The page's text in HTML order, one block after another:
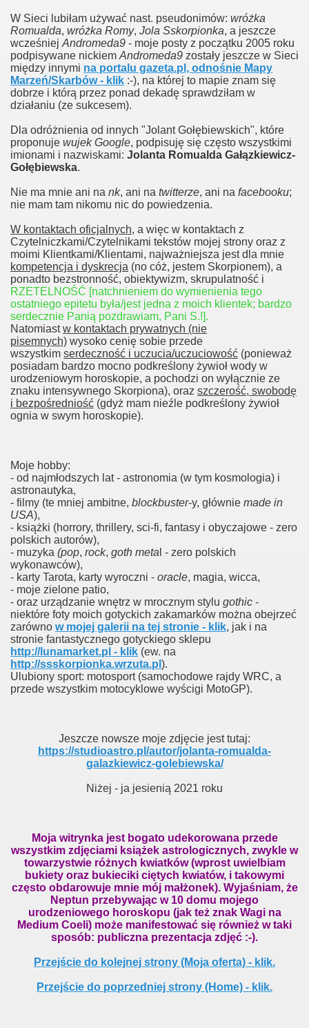
W Sieci lubiłam używać nast. pseudonimów: wróżka
Romualda, wróżka Romy, Jola Sskorpionka, a jeszcze
wcześniej Andromeda9 - moje posty z początku 2005 roku
podpisywane nickiem Andromeda9 zostały jeszcze w Sieci
między innymi na portalu gazeta.pl, odnośnie Mapy
Marzeń/Skarbów - klik :-), na której to mapie znam się
dobrze i którą przez ponad dekadę sprawdziłam w
działaniu (ze sukcesem).
Dla odróżnienia od innych "Jolant Gołębiewskich", które
proponuje wujek Google, podpisuję się często wszystkimi
imionami i nazwiskami: Jolanta Romualda Gałązkiewicz-
Gołębiewska.
Nie ma mnie ani na nk, ani na twitterze, ani na facebooku;
nie mam tam nikomu nic do powiedzenia.
W kontaktach oficjalnych, a więc w kontaktach z
Czytelniczkami/Czytelnikami tekstów mojej strony oraz z
moimi Klientkami/Klientami, najważniejsza jest dla mnie
kompetencja i dyskrecja (no cóż, jestem Skorpionem), a
ponadto bezstronność, obiektywizm, skrupulatność i
RZETELNOŚĆ [natchnieniem do wymienienia tego
ostatniego epitetu była/jest jedna z moich klientek; bardzo
serdecznie Panią pozdrawiam, Pani S.!].
Natomiastw kontaktach prywatnych (nie
pisemnych) wysoko cenię sobie przede
wszystkim serdeczność i uczucia/uczuciowość (ponieważ
posiadam bardzo mocno podkreślony żywioł wody w
urodzeniowym horoskopie, a pochodzi on wyłącznie ze
znaku intensywnego Skorpiona), oraz szczerość, swobodę
i bezpośredniość (gdyż mam nieźle podkreślony żywioł
ognia w swym horoskopie).
Moje hobby:
- od najmłodszych lat - astronomia (w tym kosmologia) i
astronautyka,
- filmy (te mniej ambitne, blockbuster-y, głównie made in
USA),
- książki (horrory, thrillery, sci-fi, fantasy i obyczajowe - zero
polskich autorów),
- muzyka (pop, rock, goth meta l - zero polskich
wykonawców),
- karty Tarota, karty wyroczni - oracle, magia, wicca,
- moje zielone patio,
- oraz urządzanie wnętrz w mrocznym stylu gothic -
niektóre foty moich gotyckich zakamarków można obejrzeć
zarówno w mojej galerii na tej stronie - klik, jak i na
stronie fantastycznego gotyckiego sklepu
http://lunamarket.pl - klik (ew. na
http://ssskorpionka.wrzuta.pl ).
Ulubiony sport: motosport (samochodowe rajdy WRC, a
przede wszystkim motocyklowe wyścigi MotoGP).
Jeszcze nowsze moje zdjęcie jest tutaj:
https://studioastro.pl/autor/jolanta-romualda-
galazkiewicz-golebiewska/
Niżej - ja jesienią 2021 roku
Moja witrynka jest bogato udekorowana przede
wszystkim zdjęciami książek astrologicznych, zwykle w
towarzystwie różnych kwiatków (wprost uwielbiam
bukiety oraz bukieciki ciętych kwiatów, i takowymi
często obdarowuje mnie mój małżonek). Wyjaśniam, że
Neptun przebywając w 10 domu mojego
urodzeniowego horoskopu (jak też znak Wagi na
Medium Coeli) może manifestować się również w taki
sposób: publiczna prezentacja zdjęć :-).
Przejście do kolejnej strony (Moja oferta) - klik.
Przejście do poprzedniej strony (Home) - klik.